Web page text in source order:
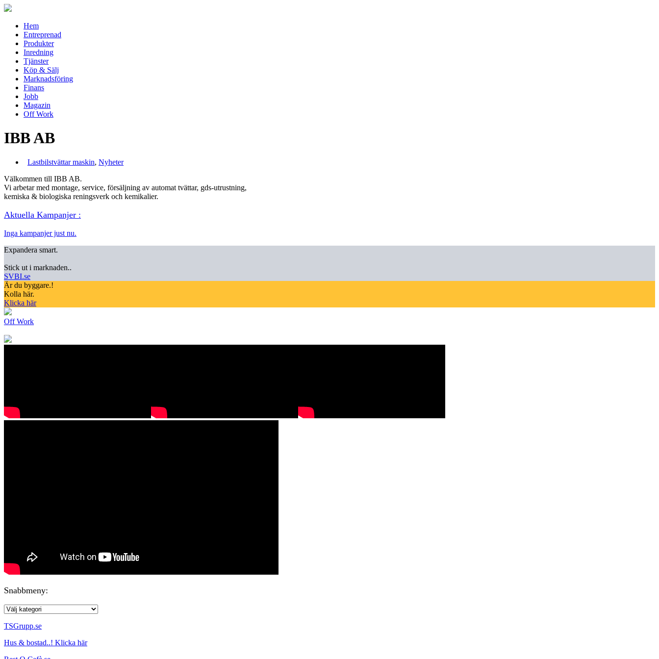
Hem
Entreprenad
Produkter
Inredning
Tjänster
Köp & Sälj
Marknadsföring
Finans
Jobb
Magazin
Off Work
IBB AB
Lastbilstvättar maskin, Nyheter
Välkommen till IBB AB.
Vi arbetar med montage, service, försäljning av automat tvättar, gds-utrustning,
kemiska & biologiska reningsverk och kemikalier.
Aktuella Kampanjer :
Inga kampanjer just nu.
Expandera smart.
Stick ut i marknaden..
SVBI.se
Är du byggare.!
Kolla här.
Klicka här
Off Work
Snabbmeny:
TSGrupp.se
Hus & bostad..! Klicka här